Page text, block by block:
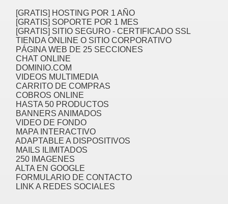
[GRATIS] HOSTING POR 1 AÑO
[GRATIS] SOPORTE POR 1 MES
[GRATIS] SITIO SEGURO - CERTIFICADO SSL
TIENDA ONLINE O SITIO CORPORATIVO
PÁGINA WEB DE 25 SECCIONES
CHAT ONLINE
DOMINIO.COM
VIDEOS MULTIMEDIA
CARRITO DE COMPRAS
COBROS ONLINE
HASTA 50 PRODUCTOS
BANNERS ANIMADOS
VIDEO DE FONDO
MAPA INTERACTIVO
ADAPTABLE A DISPOSITIVOS
MAILS ILIMITADOS
250 IMAGENES
ALTA EN GOOGLE
FORMULARIO DE CONTACTO
LINK A REDES SOCIALES
1076
and software infrastructure provider to the cannabis
Started 1873
1218
for Corporate Team Building 4623